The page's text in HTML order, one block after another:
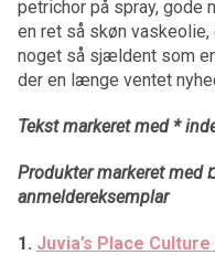
petrichor på spray, gode
en ret så skøn
noget så sjældent som
der en længe ventet
Tekst markeret med *
Produkter markeret med
anmeldereksemplar
1. Juvia’s Place